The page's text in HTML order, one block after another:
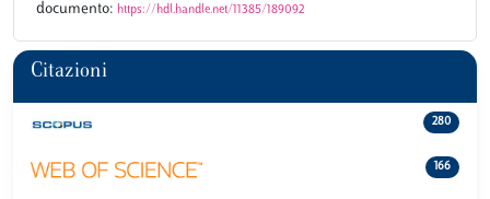
documento: https://hdl.handle.net/11385/189092
Citazioni
280
166